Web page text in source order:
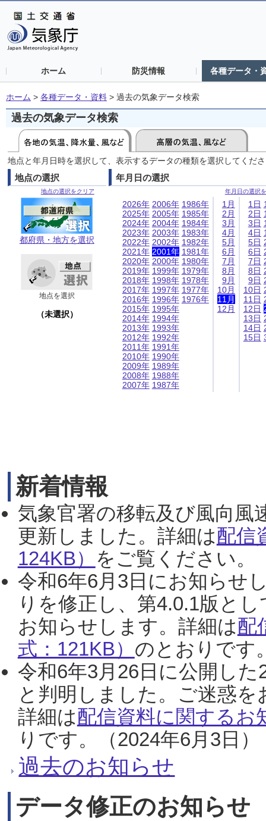
ホーム 防災情報 各種データ・
ホーム > 各種データ・資料 > 過去の気象データ検索
過去の気象データ検索
地点と年月日時を選択して、表示するデータの種類を選択してくだ
地点の選択
地点の選択をクリア
都府県・地方を選択
地点を選択
（未選択）
年月日の選択
年月日の選択
2026年
2025年
2024年
2023年
2022年
2021年
2020年
2019年
2018年
2017年
2016年
2015年
2014年
2013年
2012年
2011年
2010年
2009年
2008年
2007年
2006年
2005年
2004年
2003年
2002年
2001年
2000年
1999年
1998年
1997年
1996年
1995年
1994年
1993年
1992年
1991年
1990年
1989年
1988年
1987年
1986年
1985年
1984年
1983年
1982年
1981年
1980年
1979年
1978年
1977年
1976年
1月
2月
3月
4月
5月
6月
7月
8月
9月
10月
11月
12月
1日
2日
3日
4日
5日
6日
7日
8日
9日
10日
11日
12日
13日
14日
15日
新着情報
気象官署の移転及び風向風
更新しました。詳細は配信
124KB） をご覧ください。
令和6年6月3日にお知らせ
りを修正し、第4.0.1版と
お知らせします。詳細は配
式：121KB） のとおりです
令和6年3月26日に公開し
と判明しました。ご迷惑
詳細は配信資料に関するお
りです。（2024年6月3日）
過去のお知らせ
データ修正のお知らせ